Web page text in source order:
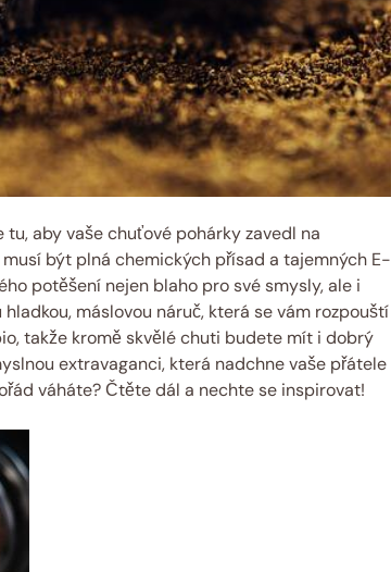
tu,​ aby vaše chuťové‌ pohárky ‍zavedl ‌na
být plná chemických přísad a tajemných E-
⁤potěšení nejen blaho pro své smysly, ale​ i
máslovou náruč, která‌ se vám rozpouští
​takže ‍kromě ​skvělé ⁢chuti budete mít i⁣ dobrý
extravaganci, která nadchne ‍vaše přátele
⁤váháte? Čtěte dál a nechte ‌se inspirovat!